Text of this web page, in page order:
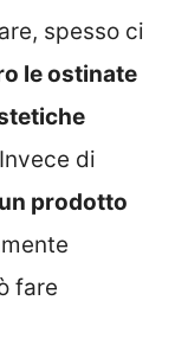
spesso ci
le ostinate
di
un prodotto
fare